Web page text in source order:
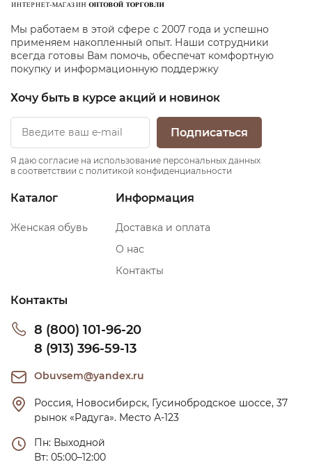
Мы работаем в этой сфере с 2007 года и успешно
применяем накопленный опыт. Наши сотрудники
всегда готовы Вам помочь, обеспечат комфортную
покупку и информационную поддержку
Хочу быть в курсе акций и новинок
Подписаться
Я даю согласие на использование персональных данных
в соответствии с политикой конфиденциальности
Каталог
Женская обувь
Информация
Доставка и оплата
О нас
Контакты
Контакты
8 (800) 101-96-20
8 (913) 396-59-13
Obuvsem@yandex.ru
Россия, Новосибирск, Гусинобродское шоссе, 37
рынок «Радуга». Место А-123
Пн: Выходной
Вт: 05:00–12:00